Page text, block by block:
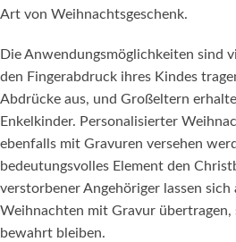
Art von Weihnachtsgeschenk.
Die Anwendungsmöglichkeiten sind
den Fingerabdruck ihres Kindes
Abdrücke aus, und Großeltern
Enkelkinder. Personalisierter
ebenfalls mit Gravuren versehen
bedeutungsvolles Element den
verstorbener Angehöriger lassen
Weihnachten mit Gravur übertragen,
bewahrt bleiben.